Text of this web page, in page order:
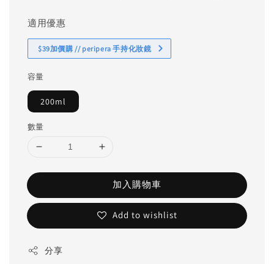
適用優惠
$39加價購 // peripera 手持化妝鏡
容量
200ml
數量
加入購物車
Add to wishlist
分享